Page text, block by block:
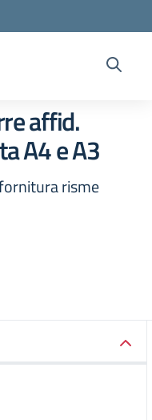
affid.
A4 e A3
risme